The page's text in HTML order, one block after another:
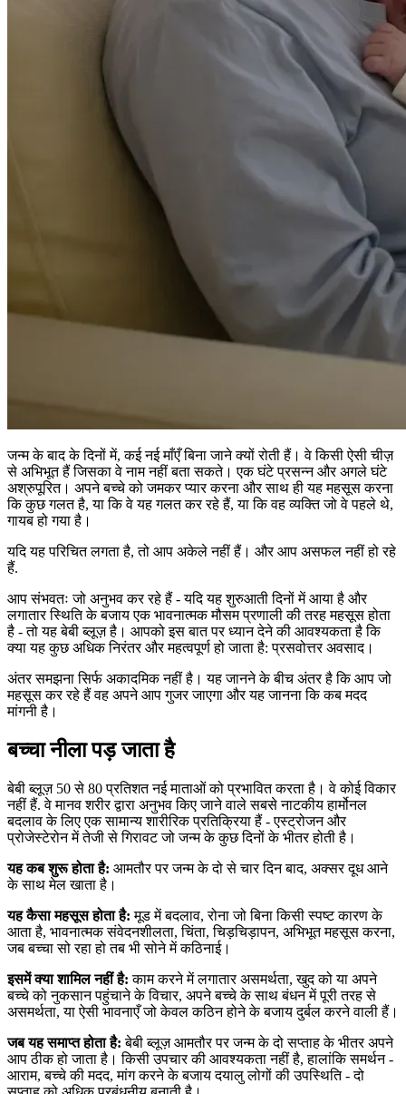
जन्म के बाद के दिनों में, कई नई माँएँ बिना जाने क्यों रोती हैं। वे किसी ऐसी चीज़
से अभिभूत हैं जिसका वे नाम नहीं बता सकते। एक घंटे प्रसन्न और अगले घंटे
अश्रुपूरित। अपने बच्चे को जमकर प्यार करना और साथ ही यह महसूस करना
कि कुछ गलत है, या कि वे यह गलत कर रहे हैं, या कि वह व्यक्ति जो वे पहले थे,
गायब हो गया है।
यदि यह परिचित लगता है, तो आप अकेले नहीं हैं। और आप असफल नहीं हो रहे
हैं.
आप संभवतः जो अनुभव कर रहे हैं - यदि यह शुरुआती दिनों में आया है और
लगातार स्थिति के बजाय एक भावनात्मक मौसम प्रणाली की तरह महसूस होता
है - तो यह बेबी ब्लूज़ है। आपको इस बात पर ध्यान देने की आवश्यकता है कि
क्या यह कुछ अधिक निरंतर और महत्वपूर्ण हो जाता है: प्रसवोत्तर अवसाद।
अंतर समझना सिर्फ अकादमिक नहीं है। यह जानने के बीच अंतर है कि आप जो
महसूस कर रहे हैं वह अपने आप गुजर जाएगा और यह जानना कि कब मदद
मांगनी है।
बच्चा नीला पड़ जाता है
बेबी ब्लूज़ 50 से 80 प्रतिशत नई माताओं को प्रभावित करता है। वे कोई विकार
नहीं हैं. वे मानव शरीर द्वारा अनुभव किए जाने वाले सबसे नाटकीय हार्मोनल
बदलाव के लिए एक सामान्य शारीरिक प्रतिक्रिया हैं - एस्ट्रोजन और
प्रोजेस्टेरोन में तेजी से गिरावट जो जन्म के कुछ दिनों के भीतर होती है।
यह कब शुरू होता है: आमतौर पर जन्म के दो से चार दिन बाद, अक्सर दूध आने
के साथ मेल खाता है।
यह कैसा महसूस होता है: मूड में बदलाव, रोना जो बिना किसी स्पष्ट कारण के
आता है, भावनात्मक संवेदनशीलता, चिंता, चिड़चिड़ापन, अभिभूत महसूस करना,
जब बच्चा सो रहा हो तब भी सोने में कठिनाई।
इसमें क्या शामिल नहीं है: काम करने में लगातार असमर्थता, खुद को या अपने
बच्चे को नुकसान पहुंचाने के विचार, अपने बच्चे के साथ बंधन में पूरी तरह से
असमर्थता, या ऐसी भावनाएँ जो केवल कठिन होने के बजाय दुर्बल करने वाली हैं।
जब यह समाप्त होता है: बेबी ब्लूज़ आमतौर पर जन्म के दो सप्ताह के भीतर अपने
आप ठीक हो जाता है। किसी उपचार की आवश्यकता नहीं है, हालांकि समर्थन -
आराम, बच्चे की मदद, मांग करने के बजाय दयालु लोगों की उपस्थिति - दो